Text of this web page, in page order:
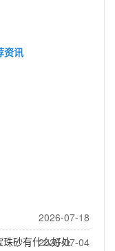
资讯
2026-07-18
珠砂有什么好处
2026-07-04